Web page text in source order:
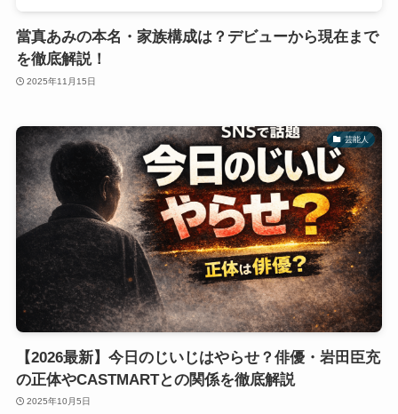
當真あみの本名・家族構成は？デビューから現在まで
を徹底解説！
2025年11月15日
芸能人
【2026最新】今日のじいじはやらせ？俳優・岩田臣充
の正体やCASTMARTとの関係を徹底解説
2025年10月5日